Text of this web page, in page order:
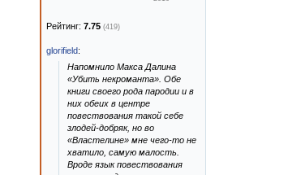
Рейтинг: 7.75 (419)
glorifield:
Напомнило Макса Далина
«Убить некроманта». Обе
книги своего рода пародии и в
них обеих в центре
повествования такой себе
злодей-добряк, но во
«Властелине» мне чего-то не
хватило, самую малость.
Вроде язык повествования